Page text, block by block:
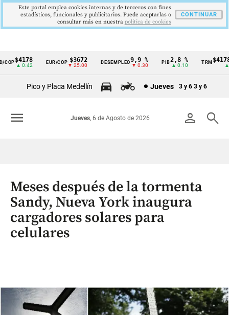
Cintillo
Colombia
$4178
▲ 0.42
EUR/COP $3672
▼ 25.00
DESEMPLEO 9,9 %
▼ 0.30
PIB2,8 %
▲ 0.10
TRM
▲
Pico y Placa Medellín Jueves 3 y 6 3 y 6
person search
Jueves, 6 de Agosto de 2026
menu
Meses después de la tormenta
Sandy, Nueva York inaugura
cargadores solares para
celulares
Este portal emplea cookies internas y de terceros con fines
estadísticos, funcionales y publicitarios. Puede aceptarlas o
consultar más en nuestra politica de cookies
CONTINUAR